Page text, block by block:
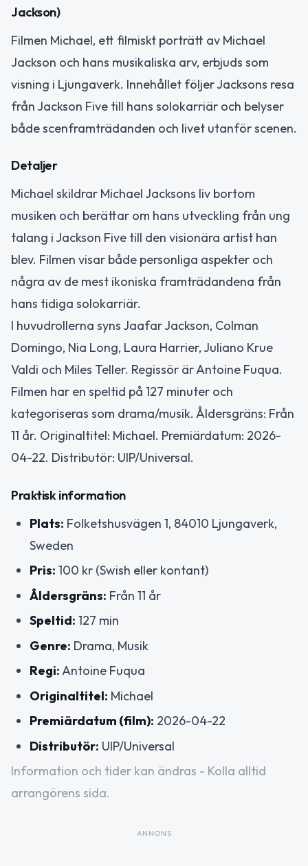
Jackson)
Filmen Michael, ett filmiskt porträtt av Michael
Jackson och hans musikaliska arv, erbjuds som
visning i Ljungaverk. Innehållet följer Jacksons resa
från Jackson Five till hans solokarriär och belyser
både scenframträdanden och livet utanför scenen.
Detaljer
Michael skildrar Michael Jacksons liv bortom
musiken och berättar om hans utveckling från ung
talang i Jackson Five till den visionära artist han
blev. Filmen visar både personliga aspekter och
några av de mest ikoniska framträdandena från
hans tidiga solokarriär.
I huvudrollerna syns Jaafar Jackson, Colman
Domingo, Nia Long, Laura Harrier, Juliano Krue
Valdi och Miles Teller. Regissör är Antoine Fuqua.
Filmen har en speltid på 127 minuter och
kategoriseras som drama/musik. Åldersgräns: Från
11 år. Originaltitel: Michael. Premiärdatum: 2026-
04-22. Distributör: UIP/Universal.
Praktisk information
Plats: Folketshusvägen 1, 84010 Ljungaverk,
Sweden
Pris: 100 kr (Swish eller kontant)
Åldersgräns: Från 11 år
Speltid: 127 min
Genre: Drama, Musik
Regi:Antoine Fuqua
Originaltitel: Michael
Premiärdatum (film): 2026-04-22
Distributör: UIP/Universal
Information och tider kan ändras - Kolla alltid
arrangörens sida.
ANNONS